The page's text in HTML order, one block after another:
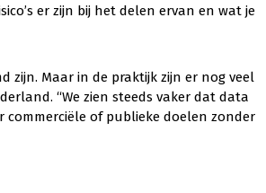
er zijn bij het delen ervan en wat je
zijn. Maar in de praktijk zijn er nog veel
“We zien steeds vaker dat data
of publieke doelen zonder